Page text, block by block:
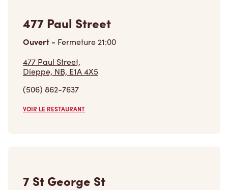
477 Paul Street
Ouvert - Fermeture21:00
477 Paul Street,
Dieppe, NB, E1A 4X5
(506) 862-7637
VOIR LE RESTAURANT
7 St George St